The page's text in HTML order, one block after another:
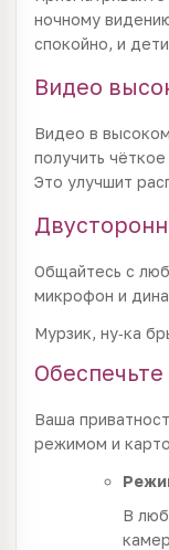
ночному
спокойно, и
Видео
Видео в
получить
Это улучшит
Общайтесь с
микрофон и
Мурзик, ну‑ка
Ваша
режимом и
В